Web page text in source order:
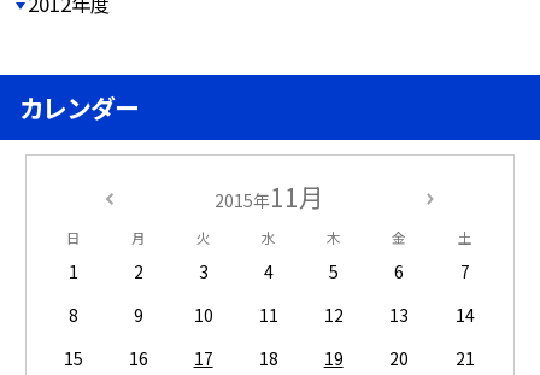
カレンダー
2015年11月
日 月 火 水 木 金 土
1 2 3 4 5 6
7
8
9 10 11 12 13
14
15
16 17 18 19 20
21